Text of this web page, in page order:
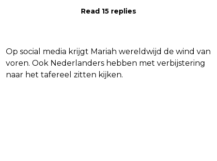
Read 15 replies
Op social media krijgt Mariah wereldwijd de wind van
voren. Ook Nederlanders hebben met verbijstering
naar het tafereel zitten kijken.